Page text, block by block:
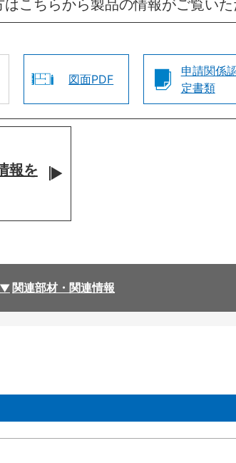
こちらから製品の情報がご覧い
図面PDF
申請関係
定書類
報を
関連部材・関連情報